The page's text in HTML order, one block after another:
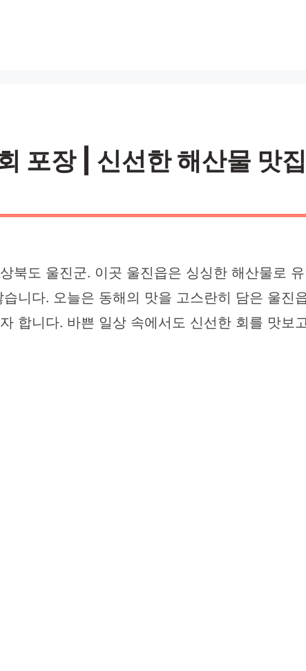
포장 | 신선한 해산물 맛
북도 울진군. 이곳 울진읍은 싱싱한 해산물로
니다. 오늘은 동해의 맛을 고스란히 담은 울진
합니다. 바쁜 일상 속에서도 신선한 회를 맛보